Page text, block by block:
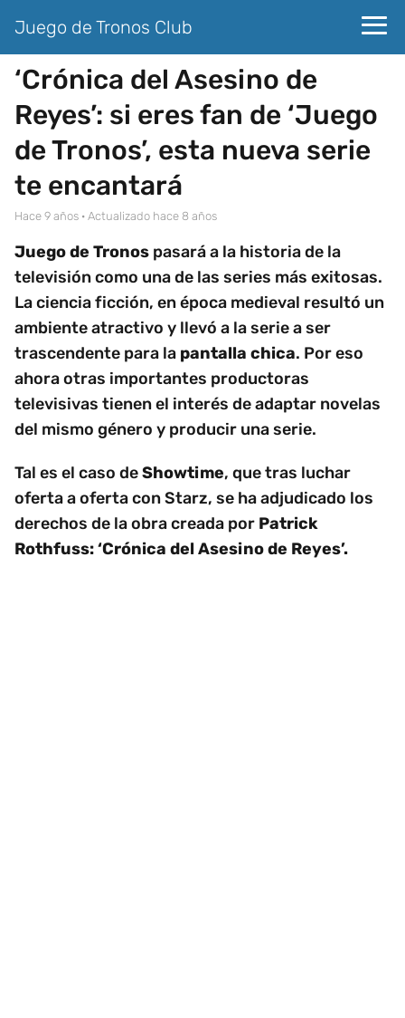
Juego de Tronos Club
‘Crónica del Asesino de
Reyes’: si eres fan de ‘Juego
de Tronos’, esta nueva serie
te encantará
hace 9 años · Actualizado hace 8 años
Juego de Tronos pasará a la historia de la
televisión como una de las series más exitosas.
La ciencia ficción, en época medieval resultó un
ambiente atractivo y llevó a la serie a ser
trascendente para la pantalla chica. Por eso
ahora otras importantes productoras
televisivas tienen el interés de adaptar novelas
del mismo género y producir una serie.
Tal es el caso deShowtime, que tras luchar
oferta a oferta con Starz, se ha adjudicado los
derechos de la obra creada por Patrick
Rothfuss: ‘Crónica del Asesino de Reyes’.